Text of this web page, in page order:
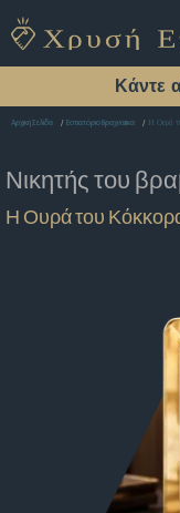
Κάντε
Αρχική Σελίδα Εστιατόριο Βραχναιικα Η Ουρά
Νικητής του
Η Ουρά του